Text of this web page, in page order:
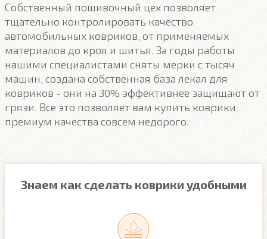
Собственный пошивочный цех позволяет
тщательно контролировать качество
автомобильных ковриков, от применяемых
материалов до кроя и шитья. За годы работы
нашими специалистами сняты мерки с тысяч
машин, создана собственная база лекал для
ковриков - они на 30% эффективнее защищают от
грязи. Все это позволяет вам купить коврики
премиум качества совсем недорого.
Знаем как сделать коврики удобными